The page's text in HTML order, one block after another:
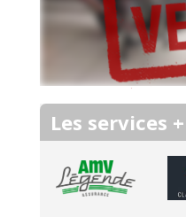
Les services +